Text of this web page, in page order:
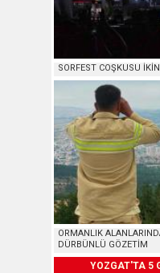
SORFEST COŞKUSU
ORMANLIK
DÜRBÜNLÜ GÖZETİM
YOZGAT'TA 5